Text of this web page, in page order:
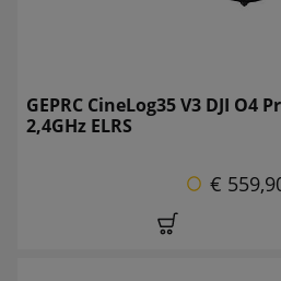
GEPRC CineLog35 V3 DJI O4
2,4GHz ELRS
€